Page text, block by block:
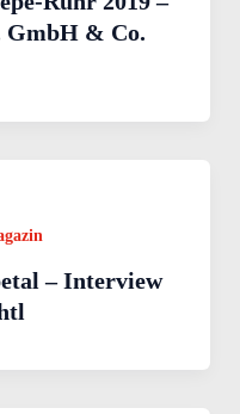
& Co.
– Interview